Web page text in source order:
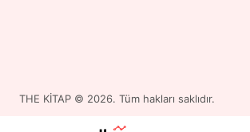
THE KİTAP © 2026. Tüm hakları saklıdır.